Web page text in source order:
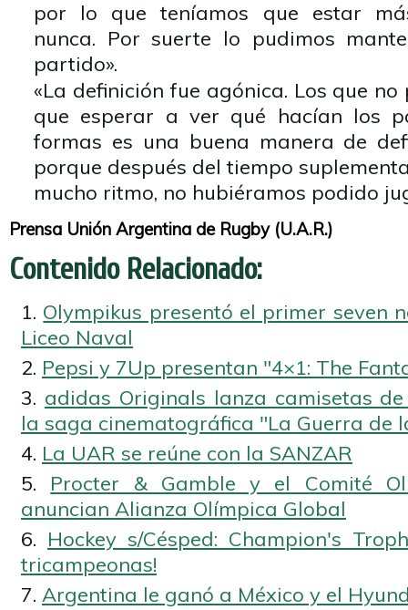
por lo que teníamos que estar
nunca. Por suerte lo pudimos
partido».
«La definición fue agónica. Los que
que esperar a ver qué hacían los
formas es una buena manera de
porque después del tiempo
mucho ritmo, no hubiéramos podido
Prensa Unión Argentina de Rugby (U.A.R.)
Contenido Relacionado:
Olympikus presentó el primer seven
Liceo Naval
Pepsi y 7Up presentan "4×1: The
adidas Originals lanza camisetas
la saga cinematográfica "La Guerra de
La UAR se reúne con la SANZAR
Procter & Gamble y el Comité
anuncian Alianza Olímpica Global
Hockey s/Césped: Champion's
tricampeonas!
Argentina le ganó a México y el